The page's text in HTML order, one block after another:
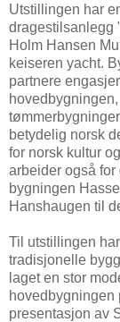
Utstillingen har
dragestilsanlegg
Holm Hansen
keiseren yacht.
partnere
betydelig norsk
for norsk kultur
arbeider også
bygningen
Hanshaugen til
Til utstillingen
tradisjonelle
laget en stor
presentasjon av